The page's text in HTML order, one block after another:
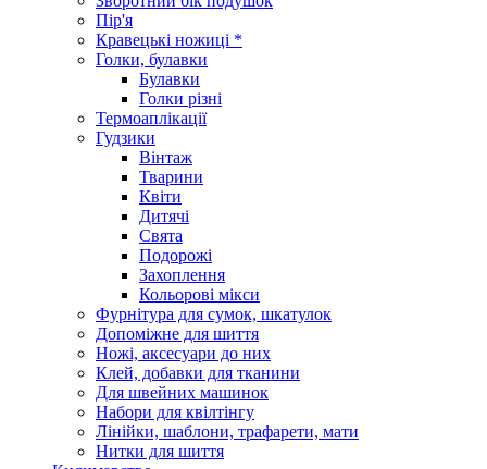
Пір'я
Кравецькі ножиці *
Голки, булавки
Булавки
Голки різні
Термоаплікації
Гудзики
Вінтаж
Тварини
Квіти
Дитячі
Свята
Подорожі
Захоплення
Кольорові мікси
Фурнітура для сумок, шкатулок
Допоміжне для шиття
Ножі, аксесуари до них
Клей, добавки для тканини
Для швейних машинок
Набори для квілтінгу
Лінійки, шаблони, трафарети, мати
Нитки для шиття